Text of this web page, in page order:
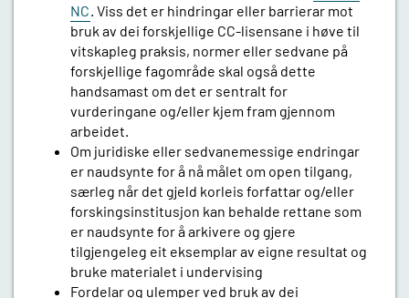
NC . Viss det er hindringar eller barrierar mot
bruk av dei forskjellige CC-lisensane i høve til
vitskapleg praksis, normer eller sedvane på
forskjellige fagområde skal også dette
handsamast om det er sentralt for
vurderingane og/eller kjem fram gjennom
arbeidet.
Om juridiske eller sedvanemessige endringar
er naudsynte for å nå målet om open tilgang,
særleg når det gjeld korleis forfattar og/eller
forskingsinstitusjon kan behalde rettane som
er naudsynte for å arkivere og gjere
tilgjengeleg eit eksemplar av eigne resultat og
bruke materialet i undervising
Fordelar og ulemper ved bruk av dei